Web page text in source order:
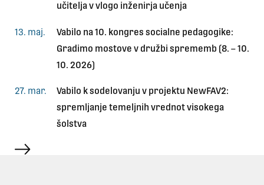
učitelja v vlogo inženirja učenja
13. maj.
Vabilo na 10. kongres socialne pedagogike:
Gradimo mostove v družbi sprememb (8. – 10.
10. 2026)
27. mar.
Vabilo k sodelovanju v projektu NewFAV2:
spremljanje temeljnih vrednot visokega
šolstva
več